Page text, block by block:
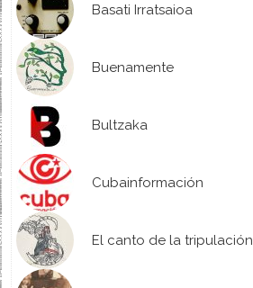
Basati Irratsaioa
Buenamente
Bultzaka
Cubainformación
El canto de la tripulación